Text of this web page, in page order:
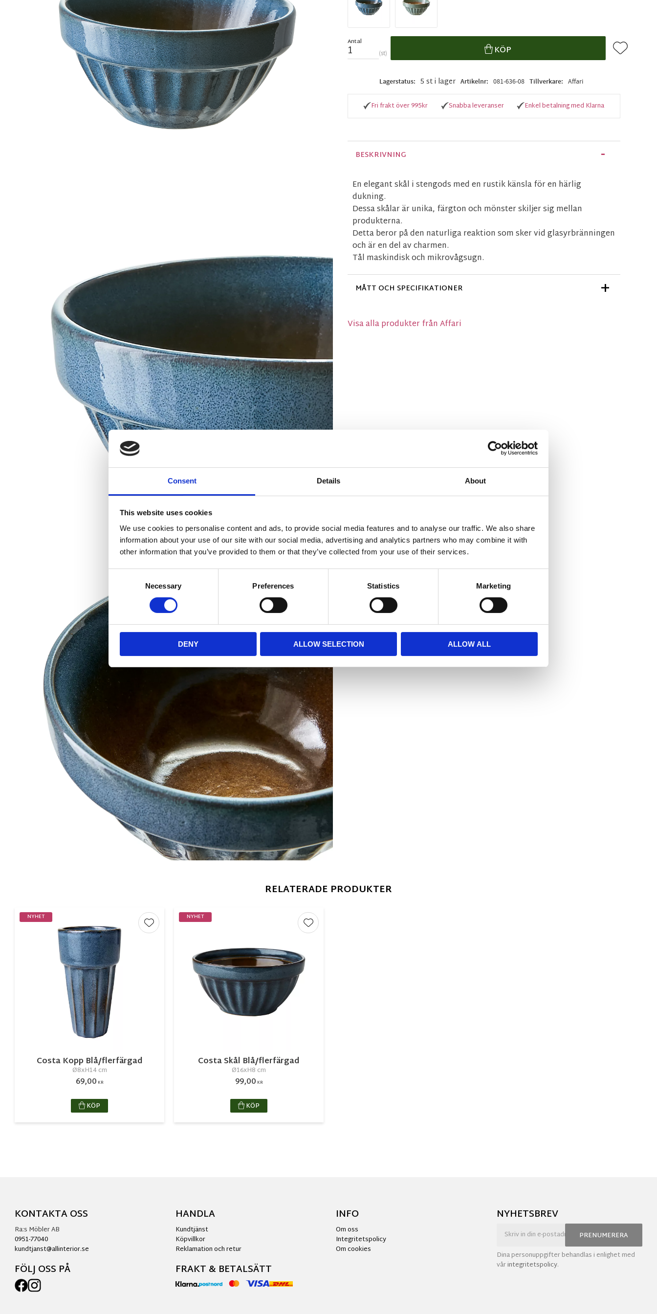
Consent Details About
This website uses cookies
We use cookies to personalise content and ads, to provide social media features and to analyse our traffic. We also share
information about your use of our site with our social media, advertising and analytics partners who may combine it with
other information that you’ve provided to them or that they’ve collected from your use of their services.
Necessary Preferences Statistics Marketing
DENY ALLOW SELECTION ALLOW ALL
Antal
st KÖP Lägg till i
Lagerstatus 5 st i lager Artikelnr 081-636-08 Tillverkare Affari
Fri frakt över 995kr Snabba leveranser Enkel betalning med Klarna
BESKRIVNING
En elegant skål i stengods med en rustik känsla för en härlig
dukning.
Dessa skålar är unika, färgton och mönster skiljer sig mellan
produkterna.
Detta beror på den naturliga reaktion som sker vid glasyrbränningen
och är en del av charmen.
Tål maskindisk och mikrovågsugn.
MÅTT OCH SPECIFIKATIONER
Visa alla produkter från Affari
RELATERADE PRODUKTER
Costa Kopp Blå/flerfärgad
Ø8xH14 cm
69,00 KR
NYHET
Lägg till i favoriter
KÖP
Costa Skål Blå/flerfärgad
Ø16xH8 cm
99,00 KR
NYHET
Lägg till i favoriter
KÖP
KONTAKTA OSS
Ra:s Möbler AB
0951-77040
kundtjanst@allinterior.se
FÖLJ OSS PÅ
HANDLA
Kundtjänst
Köpvillkor
Reklamation och retur
FRAKT & BETALSÄTT
INFO
Om oss
Integritetspolicy
Om cookies
NYHETSBREV
PRENUMERERA
Dina personuppgifter behandlas i enlighet med
vårintegritetspolicy.